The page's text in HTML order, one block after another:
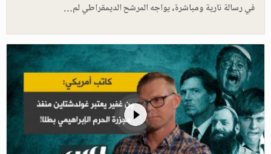
في رسالة نارية ومباشرة، يواجه المرشح الديمقراطي لم…